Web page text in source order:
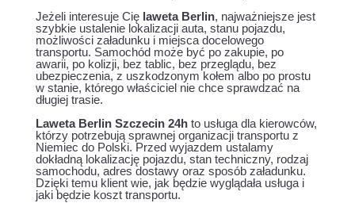
Jeżeli interesuje Cię laweta Berlin, najważniejsze jest
szybkie ustalenie lokalizacji auta, stanu pojazdu,
możliwości załadunku i miejsca docelowego
transportu. Samochód może być po zakupie, po
awarii, po kolizji, bez tablic, bez przeglądu, bez
ubezpieczenia, z uszkodzonym kołem albo po prostu
w stanie, którego właściciel nie chce sprawdzać na
długiej trasie.
Laweta Berlin Szczecin 24hto usługa dla kierowców,
którzy potrzebują sprawnej organizacji transportu z
Niemiec do Polski. Przed wyjazdem ustalamy
dokładną lokalizację pojazdu, stan techniczny, rodzaj
samochodu, adres dostawy oraz sposób załadunku.
Dzięki temu klient wie, jak będzie wyglądała usługa i
jaki będzie koszt transportu.